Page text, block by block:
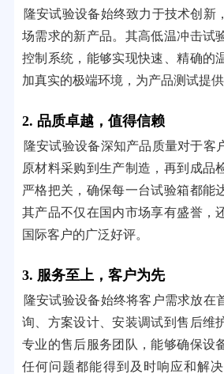
隆安试验设备始终致力于技术创新
场需求的新产品。其高低温冲击试
控制系统，能够实现快速、精确的
加真实的极端环境，为产品测试提供
2. 品质卓越，值得信赖
隆安试验设备深知产品质量对于客
原材料采购到生产制造，再到成品
严格把关，确保每一台试验箱都能
其产品不仅在国内市场享有盛誉，
国际客户的广泛好评。
3. 服务至上，客户为先
隆安试验设备始终将客户需求放在
询、方案设计、安装调试到售后维
专业的售后服务团队，能够确保设
任何问题都能得到及时响应和解